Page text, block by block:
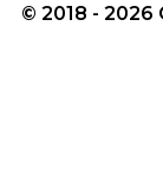
© 2018 -